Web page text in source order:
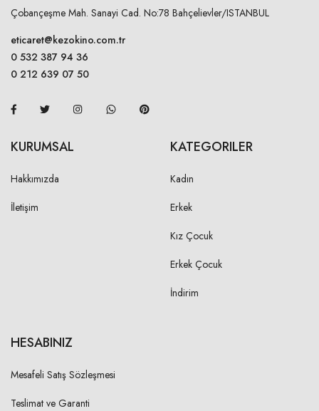
Çobançeşme Mah. Sanayi Cad. No:78 Bahçelievler/ISTANBUL
eticaret@kezokino.com.tr
0 532 387 94 36
0 212 639 07 50
KURUMSAL
Hakkımızda
İletişim
KATEGORILER
Kadın
Erkek
Kız Çocuk
Erkek Çocuk
İndirim
HESABINIZ
Mesafeli Satış Sözleşmesi
Teslimat ve Garanti